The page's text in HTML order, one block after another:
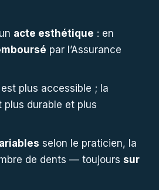
acte esthétique : en
par l’Assurance
est plus accessible ; la
plus durable et plus
selon le praticien, la
de dents — toujours sur